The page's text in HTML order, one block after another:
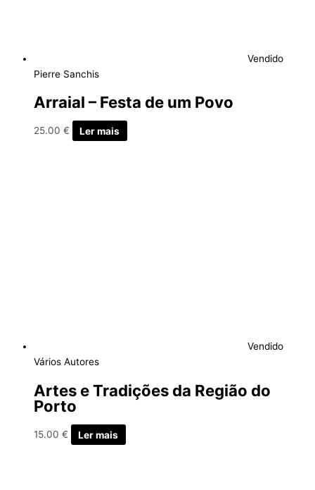
Vendido
Pierre Sanchis
Arraial – Festa de um Povo
25.00 € Ler mais
Vendido
Vários Autores
Artes e Tradições da Região do
Porto
15.00 € Ler mais